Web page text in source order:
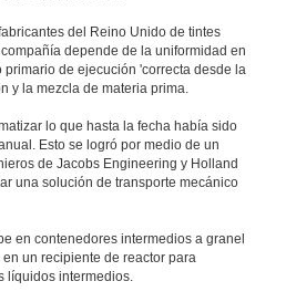
del Reino Unido de tintes
depende de la uniformidad en
de ejecución 'correcta desde la
y la mezcla de materia prima.
lo que hasta la fecha había sido
Esto se logró por medio de un
de Jacobs Engineering y Holland
una solución de transporte mecánico
en contenedores intermedios a granel
un recipiente de reactor para
líquidos intermedios.